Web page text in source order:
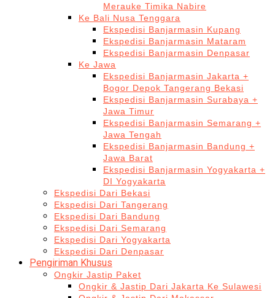
Merauke Timika Nabire
Ke Bali Nusa Tenggara
Ekspedisi Banjarmasin Kupang
Ekspedisi Banjarmasin Mataram
Ekspedisi Banjarmasin Denpasar
Ke Jawa
Ekspedisi Banjarmasin Jakarta +
Bogor Depok Tangerang Bekasi
Ekspedisi Banjarmasin Surabaya +
Jawa Timur
Ekspedisi Banjarmasin Semarang +
Jawa Tengah
Ekspedisi Banjarmasin Bandung +
Jawa Barat
Ekspedisi Banjarmasin Yogyakarta +
DI Yogyakarta
Ekspedisi Dari Bekasi
Ekspedisi Dari Tangerang
Ekspedisi Dari Bandung
Ekspedisi Dari Semarang
Ekspedisi Dari Yogyakarta
Ekspedisi Dari Denpasar
Pengiriman Khusus
Ongkir Jastip Paket
Ongkir & Jastip Dari Jakarta Ke Sulawesi